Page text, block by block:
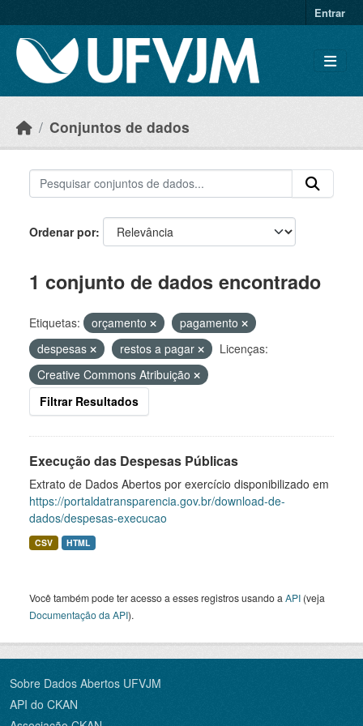
Entrar
Conjuntos de dados
Ordenar por
1 conjunto de dados encontrado
Etiquetas: orçamento
pagamento
despesas
restos a pagar
Licenças:
Creative Commons Atribuição
Filtrar Resultados
Execução das Despesas Públicas
Extrato de Dados Abertos por exercício disponibilizado em
https://portaldatransparencia.gov.br/download-de-
dados/despesas-execucao
CSV HTML
Você também pode ter acesso a esses registros usando a API (veja
Documentação da API).
Sobre Dados Abertos UFVJM
API do CKAN